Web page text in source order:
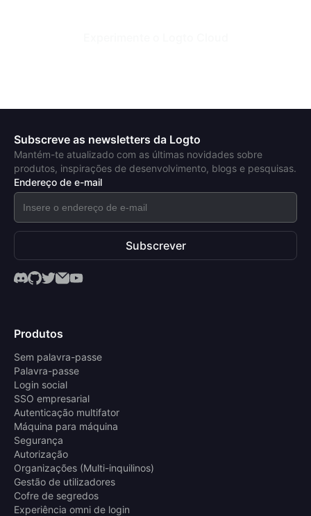
Subscreve as newsletters da Logto
Mantém-te atualizado com as últimas novidades sobre
produtos, inspirações de desenvolvimento, blogs e pesquisas.
Endereço de e-mail
Subscrever
Produtos
Sem palavra-passe
Palavra-passe
Login social
SSO empresarial
Autenticação multifator
Máquina para máquina
Segurança
Autorização
Organizações (Multi-inquilinos)
Gestão de utilizadores
Cofre de segredos
Experiência omni de login